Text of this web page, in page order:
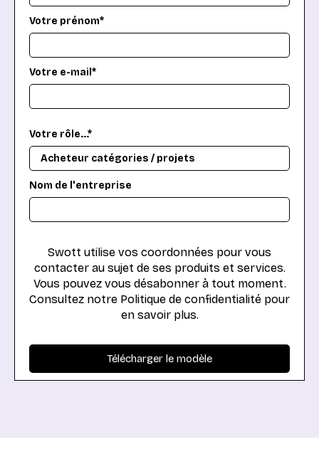
Votre prénom*
Votre e-mail*
Votre rôle...*
Nom de l'entreprise
Swott utilise vos coordonnées pour vous
contacter au sujet de ses produits et services.
Vous pouvez vous désabonner à tout moment.
Consultez notre Politique de confidentialité pour
en savoir plus.